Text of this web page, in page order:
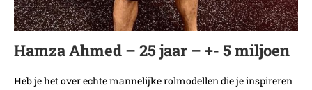
Hamza Ahmed – 25 jaar – +- 5 miljoen
Heb je het over echte mannelijke rolmodellen die je inspireren